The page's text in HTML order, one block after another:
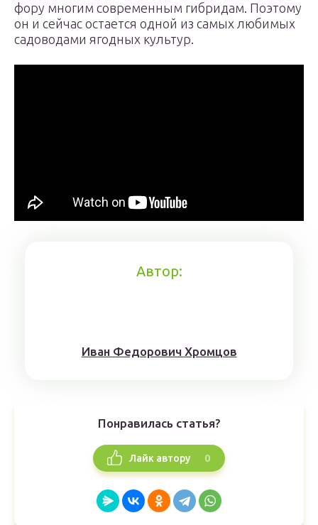
фору многим современным гибридам. Поэтому
он и сейчас остается одной из самых любимых
садоводами ягодных культур.
Автор:
Иван Федорович Хромцов
Понравилась статья?
Лайк автору 0